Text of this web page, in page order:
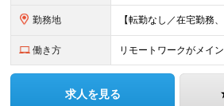
勤務地
働き方 リモートワークがメイン
求人を見る